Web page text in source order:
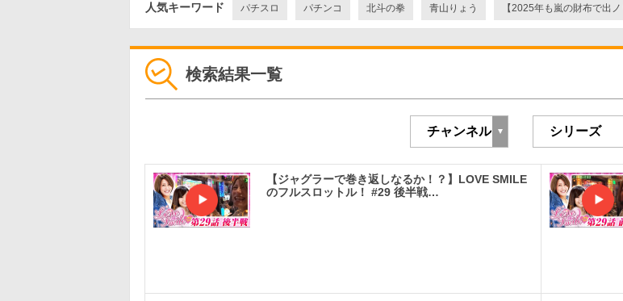
人気キーワード パチスロ パチンコ 北斗の拳 青山りょう 【2025年も嵐の財布で出
検索結果一覧
【ジャグラーで巻き返しなるか！？】LOVE SMILE
のフルスロットル！ #29 後半戦…